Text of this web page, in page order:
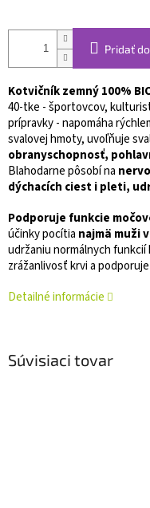
Pridať
Kotvičník zemný 100%
40-tke - športovcov,
prípravky - napomáha
svalovej hmoty, uvoľňuje
obranyschopnosť,
Blahodarne pôsobí na
dýchacích ciest i pleti,
Podporuje funkcie
účinky pocítia najmä muži
udržaniu normálnych
zrážanlivosť krvi a
Detailné informácie
Súvisiaci tovar